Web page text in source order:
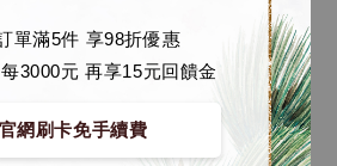
單滿5件 享98折優惠
3000元 再享15元回饋金
官網刷卡免手續費
加購優惠【海賊王 布魯克達摩 [7STARS Studio]】
訂金1380)